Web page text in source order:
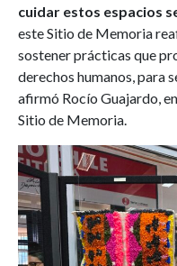
cuidar estos espacios
este Sitio de Memoria
sostener prácticas que
derechos humanos, para
afirmó Rocío Guajardo,
Sitio de Memoria.